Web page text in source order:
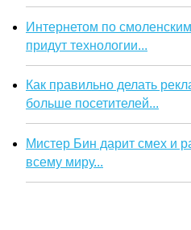
Интернетом по
придут технологии...
Как правильно делать
больше посетителей...
Мистер Бин дарит смех и
всему миру...